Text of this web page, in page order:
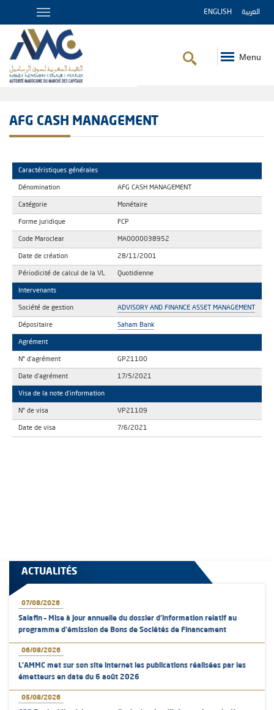
ENGLISH العربية
Menu
AFG CASH MANAGEMENT
Caractéristiques générales
Dénomination AFG CASH MANAGEMENT
Catégorie Monétaire
Forme juridique FCP
Code Maroclear MA0000038952
Date de création 28/11/2001
Périodicité de calcul de la VL Quotidienne
Intervenants
Société de gestion ADVISORY AND FINANCE ASSET MANAGEMENT
Dépositaire Saham Bank
Agrément
N° d’agrément GP21100
Date d’agrément 17/5/2021
Visa de la note d’information
N° de visa VP21109
Date de visa 7/6/2021
ACTUALITÉS
07/08/2026
Salafin – Mise à jour annuelle du dossier d’information relatif au
programme d'émission de Bons de Sociétés de Financement
06/08/2026
L’AMMC met sur son site internet les publications réalisées par les
émetteurs en date du 6 août 2026
05/08/2026